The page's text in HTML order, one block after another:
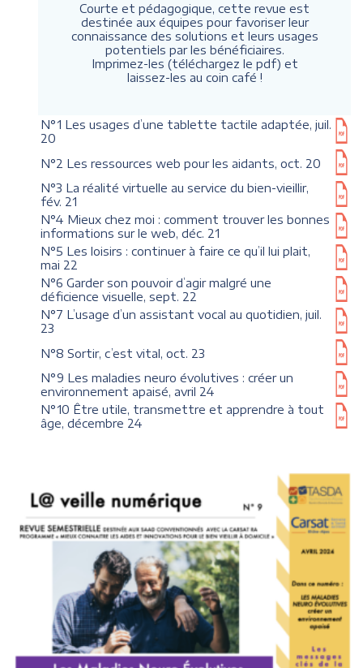
Courte et pédagogique, cette revue est
destinée aux équipes pour favoriser leur
connaissance des solutions et leurs usages
potentiels par les bénéficiaires.
Imprimez-les (téléchargez le pdf) et
laissez-les au coin café !
N°1 Les usages d’une tablette tactile adaptée, juil.
20
N°2 Les ressources web pour les aidants, oct. 20
N°3 La réalité virtuelle au service du bien-vieillir,
fév. 21
N°4 Mieux chez moi : comment trouver les bonnes
informations sur le web, déc. 21
N°5 Les loisirs : continuer à faire ce qu’il lui plait,
mai 22
N°6 Garder son pouvoir d’agir malgré une
déficience visuelle, sept. 22
N°7 L’usage d’un assistant vocal au quotidien, juil.
23
N°8 Sortir, c’est vital, oct. 23
N°9 Les maladies neuro évolutives : créer un
environnement apaisé, avril 24
N°10 Être utile, transmettre et apprendre à tout
âge, décembre 24